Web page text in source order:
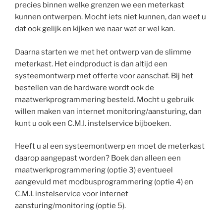
precies binnen welke grenzen we een meterkast
kunnen ontwerpen. Mocht iets niet kunnen, dan weet u
dat ook gelijk en kijken we naar wat er wel kan.
Daarna starten we met het ontwerp van de slimme
meterkast. Het eindproduct is dan altijd een
systeemontwerp met offerte voor aanschaf. Bij het
bestellen van de hardware wordt ook de
maatwerkprogrammering besteld. Mocht u gebruik
willen maken van internet monitoring/aansturing, dan
kunt u ook een C.M.I. instelservice bijboeken.
Heeft u al een systeemontwerp en moet de meterkast
daarop aangepast worden? Boek dan alleen een
maatwerkprogrammering (optie 3) eventueel
aangevuld met modbusprogrammering (optie 4) en
C.M.I. instelservice voor internet
aansturing/monitoring (optie 5).